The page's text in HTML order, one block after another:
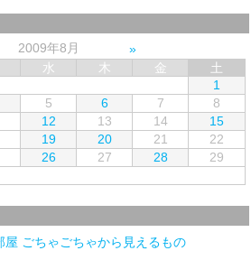
2009年8月
水 木 金
土
1
5 6 7
8
12 13 14
15
19 20 21
22
26 27 28
29
屋 ごちゃごちゃから見えるもの